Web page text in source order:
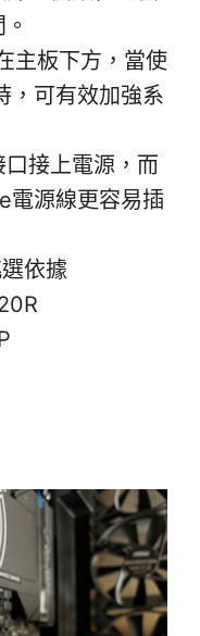
主板下方，當使
，可有效加強系
接上電源，而
電源線更容易插
依據